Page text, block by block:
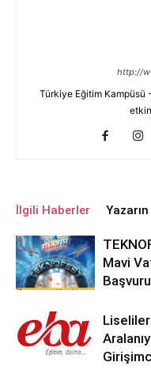
http://
Türkiye Eğitim
İlgili Haberler
Mavi
Liseliler